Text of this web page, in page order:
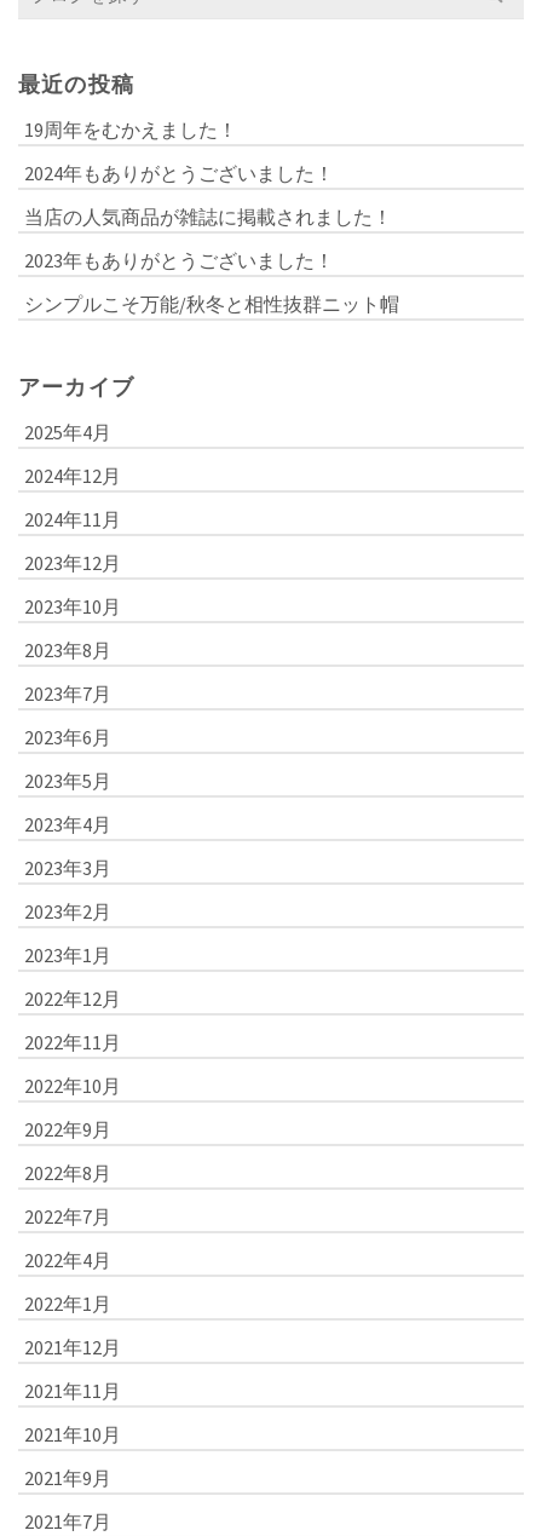
for:
最近の投稿
19周年をむかえました！
2024年もありがとうございました！
当店の人気商品が雑誌に掲載されました！
2023年もありがとうございました！
シンプルこそ万能/秋冬と相性抜群ニット帽
アーカイブ
2025年4月
2024年12月
2024年11月
2023年12月
2023年10月
2023年8月
2023年7月
2023年6月
2023年5月
2023年4月
2023年3月
2023年2月
2023年1月
2022年12月
2022年11月
2022年10月
2022年9月
2022年8月
2022年7月
2022年4月
2022年1月
2021年12月
2021年11月
2021年10月
2021年9月
2021年7月